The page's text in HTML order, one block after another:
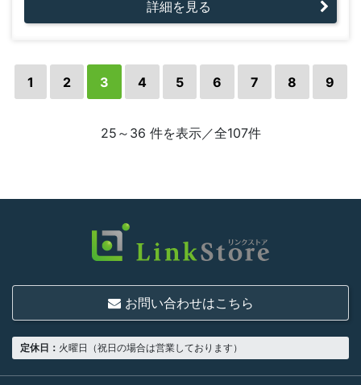
詳細を見る
1 2 3 4 5 6 7 8 9
25～36 件を表示／全107件
お問い合わせはこちら
定休日： 火曜日（祝日の場合は営業しております）